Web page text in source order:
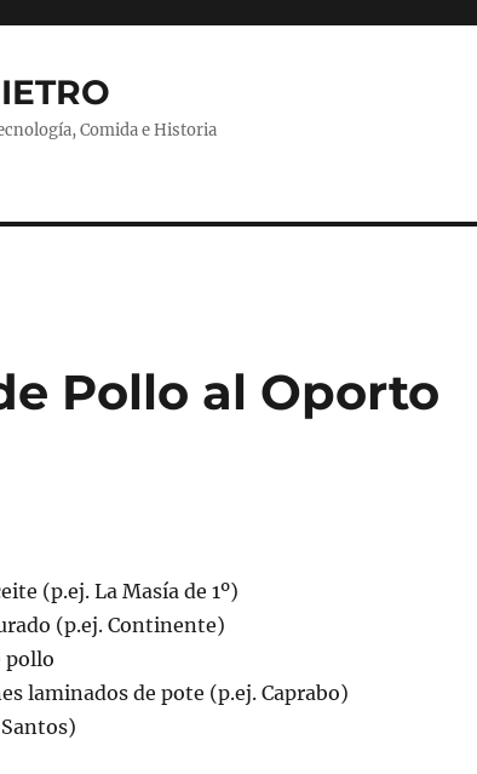
Comida e Historia
Pollo al Oporto
(p.ej. La Masía de 1º)
(p.ej. Continente)
pollo
laminados de pote (p.ej. Caprabo)